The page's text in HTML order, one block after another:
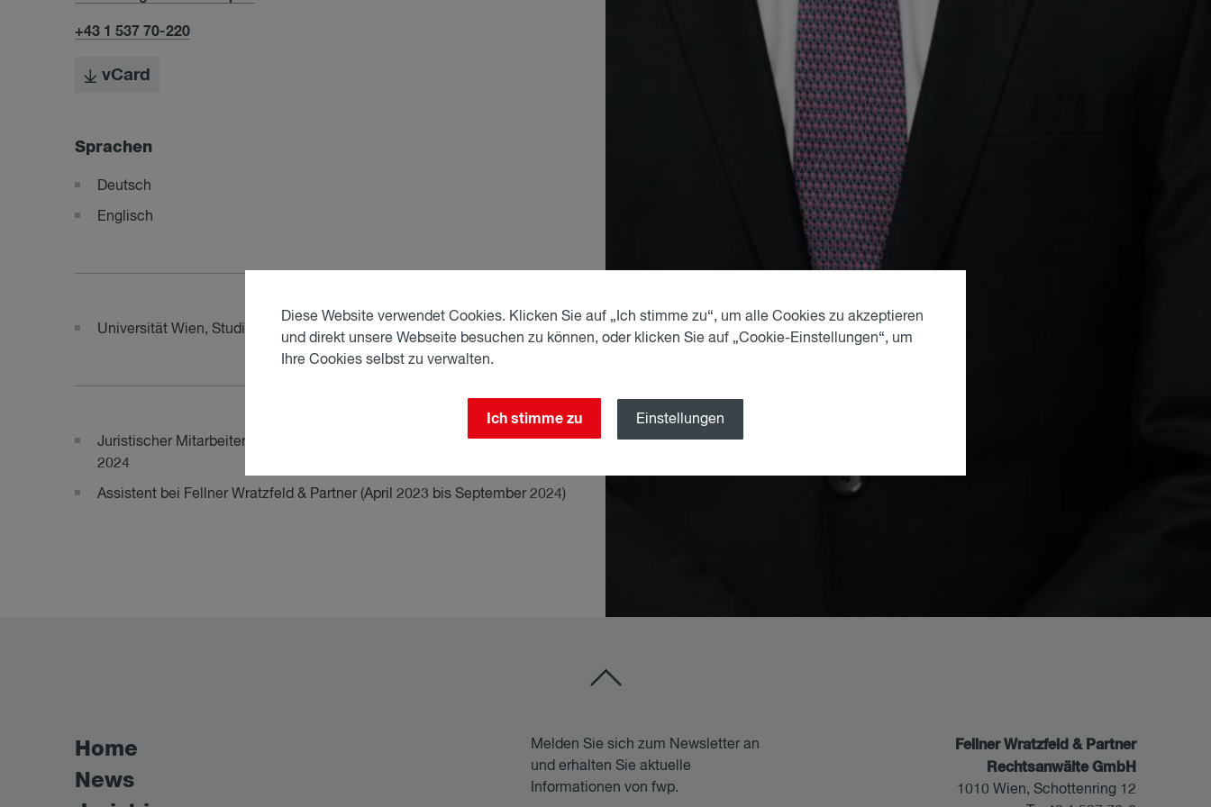
+43 1 537 70-220
vCard
Sprachen
Deutsch
Englisch
Ausbildung
Universität Wien, Studium der Rechtswissenschaften (seit 2020)
Juristischer Mitarbeiter bei Fellner Wratzfeld & Partner seit September
2024
Assistent bei Fellner Wratzfeld & Partner (April 2023 bis September 2024)
Home
News
Melden Sie sich zum Newsletter an
und erhalten Sie aktuelle
Informationen von fwp.
Fellner Wratzfeld & Partner
Rechtsanwälte GmbH
1010 Wien, Schottenring 12
Diese Website verwendet Cookies. Klicken Sie auf „Ich stimme zu“, um alle Cookies zu akzeptieren
und direkt unsere Webseite besuchen zu können, oder klicken Sie auf „Cookie-Einstellungen“, um
Ihre Cookies selbst zu verwalten.
Ich stimme zu Einstellungen